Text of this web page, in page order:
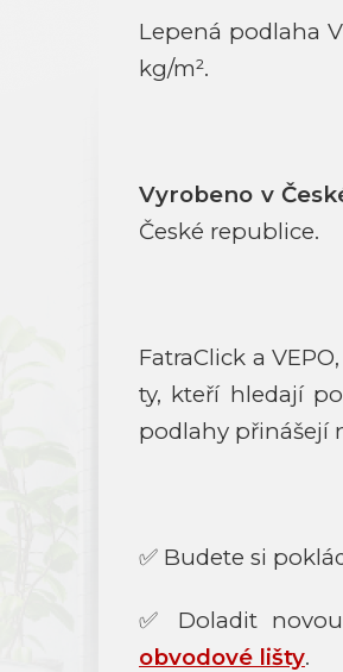
Lepená podlaha
kg/m².
Vyrobeno v
České republice.
FatraClick a
ty, kteří hledají
podlahy přinášejí
✅ Budete si
✅ Doladit
obvodové lišty.